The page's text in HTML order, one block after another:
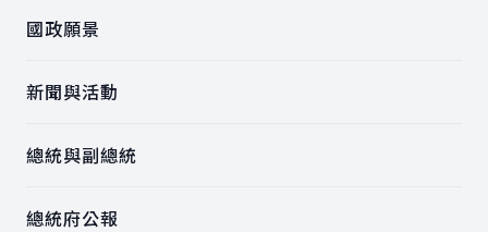
國政願景
新聞與活動
總統與副總統
總統府公報